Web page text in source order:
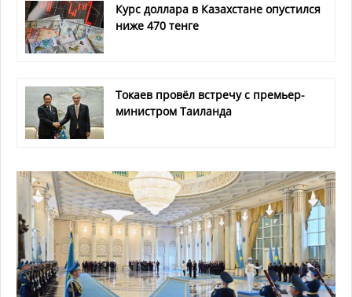
Курс доллара в Казахстане опустился
ниже 470 тенге
Токаев провёл встречу с премьер-
министром Таиланда